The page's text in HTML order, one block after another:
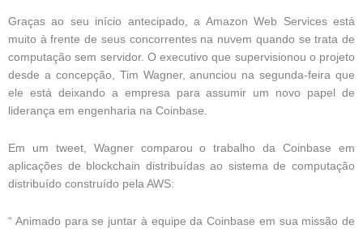
Graças ao seu início antecipado, a Amazon Web Services está
muito à frente de seus concorrentes na nuvem quando se trata de
computação sem servidor. O executivo que supervisionou o projeto
desde a concepção, Tim Wagner, anunciou na segunda-feira que
ele está deixando a empresa para assumir um novo papel de
liderança em engenharia na Coinbase.
Em um tweet, Wagner comparou o trabalho da Coinbase em
aplicações de blockchain distribuídas ao sistema de computação
distribuído construído pela AWS:
“ Animado para se juntar à equipe da Coinbase em sua missão de